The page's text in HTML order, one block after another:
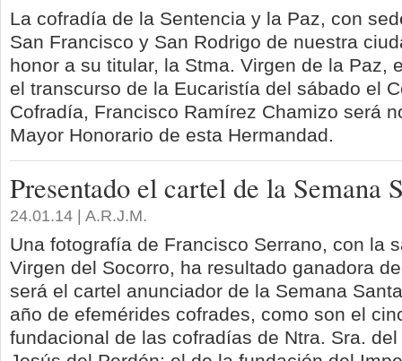
La cofradía de la Sentencia y la Paz, con
San Francisco y San Rodrigo de nuestra
honor a su titular, la Stma. Virgen de la Paz,
el transcurso de la Eucaristía del sábado el
Cofradía, Francisco Ramírez Chamizo será
Mayor Honorario de esta Hermandad.
Presentado el cartel de la Semana
24.01.14 | A.R.J.M.
Una fotografía de Francisco Serrano, con la
Virgen del Socorro, ha resultado ganadora
será el cartel anunciador de la Semana
año de efemérides cofrades, como son el
fundacional de las cofradías de Ntra. Sra.